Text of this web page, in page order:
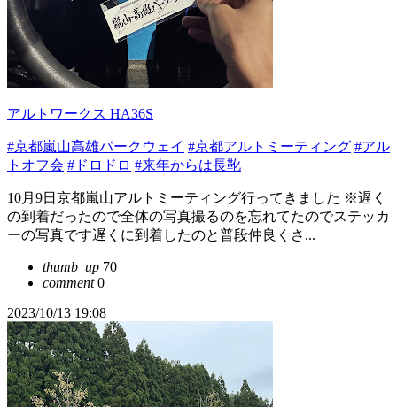
アルトワークス HA36S
#京都嵐山高雄パークウェイ #京都アルトミーティング #アル
トオフ会 #ドロドロ #来年からは長靴
10月9日京都嵐山アルトミーティング行ってきました ※遅く
の到着だったので全体の写真撮るのを忘れてたのでステッカ
ーの写真です遅くに到着したのと普段仲良くさ...
thumb_up 70
comment0
2023/10/13 19:08